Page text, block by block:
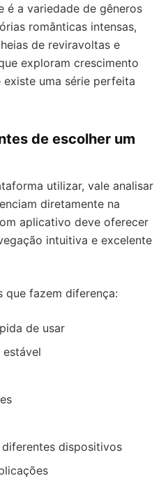
é a variedade de gêneros
românticas intensas,
de reviravoltas e
exploram crescimento
existe uma série perfeita
de escolher um
utilizar, vale analisar
diretamente na
aplicativo deve oferecer
intuitiva e excelente
que fazem diferença:
de usar
estável
dispositivos